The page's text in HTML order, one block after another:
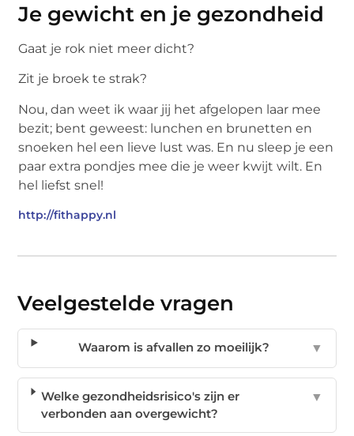
Je gewicht en je gezondheid
Gaat je rok niet meer dicht?
Zit je broek te strak?
Nou, dan weet ik waar jij het afgelopen laar mee
bezit; bent geweest: lunchen en brunetten en
snoeken hel een lieve lust was. En nu sleep je een
paar extra pondjes mee die je weer kwijt wilt. En
hel liefst snel!
http://fithappy.nl
Veelgestelde vragen
Waarom is afvallen zo moeilijk? ▼
Welke gezondheidsrisico's zijn er
verbonden aan overgewicht?
▼